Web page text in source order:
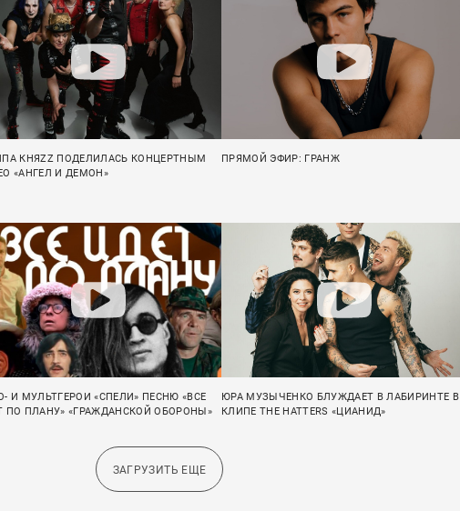
КНЯZZ ПОДЕЛИЛАСЬ КОНЦЕРТНЫМ
«АНГЕЛ И ДЕМОН»
ПРЯМОЙ ЭФИР: ГРАНЖ
И МУЛЬТГЕРОИ «СПЕЛИ» ПЕСНЮ «ВСЕ
ПО ПЛАНУ» «ГРАЖДАНСКОЙ ОБОРОНЫ»
ЮРА МУЗЫЧЕНКО БЛУЖДАЕТ В ЛАБИРИНТЕ В
КЛИПЕ THE HATTERS «ЦИАНИД»
ЗАГРУЗИТЬ ЕЩЕ